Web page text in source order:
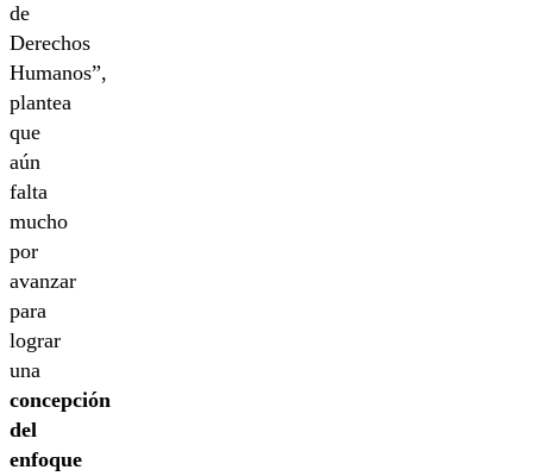
de
Derechos
Humanos”,
plantea
que
aún
falta
mucho
por
avanzar
para
lograr
una
concepción
del
enfoque